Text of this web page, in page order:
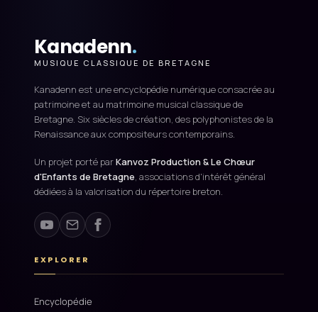
Kanadenn.
MUSIQUE CLASSIQUE DE BRETAGNE
Kanadenn est une encyclopédie numérique consacrée au
patrimoine et au matrimoine musical classique de
Bretagne. Six siècles de création, des polyphonistes de la
Renaissance aux compositeurs contemporains.
Un projet porté parKanvoz Production & Le Chœur
d'Enfants de Bretagne, associations d'intérêt général
dédiées à la valorisation du répertoire breton.
EXPLORER
Encyclopédie